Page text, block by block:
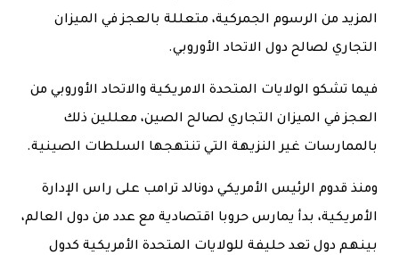
المزيد من الرسوم الجمركية، متعللة بالعجز في الميزان
التجاري لصالح دول الاتحاد الأوروبي.
فيما تشكو الولايات المتحدة الامريكية والاتحاد الأوروبي من
العجز في الميزان التجاري لصالح الصين، معللين ذلك
بالممارسات غير النزيهة التي تنتهجها السلطات الصينية.
ومنذ قدوم الرئيس الأمريكي دونالد ترامب على راس الإدارة
الأمريكية، بدأ يمارس حروبا اقتصادية مع عدد من دول العالم،
بينهم دول تعد حليفة للولايات المتحدة الأمريكية كدول